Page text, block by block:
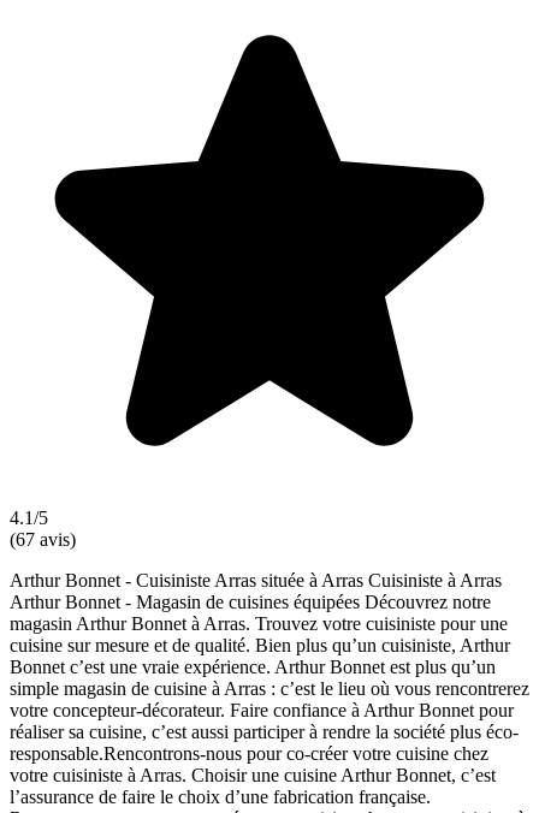
4.1/5
(67 avis)
Arthur Bonnet - Cuisiniste Arras située à Arras Cuisiniste à Arras
Arthur Bonnet - Magasin de cuisines équipées Découvrez notre
magasin Arthur Bonnet à Arras. Trouvez votre cuisiniste pour une
cuisine sur mesure et de qualité. Bien plus qu’un cuisiniste, Arthur
Bonnet c’est une vraie expérience. Arthur Bonnet est plus qu’un
simple magasin de cuisine à Arras : c’est le lieu où vous rencontrerez
votre concepteur-décorateur. Faire confiance à Arthur Bonnet pour
réaliser sa cuisine, c’est aussi participer à rendre la société plus éco-
responsable.Rencontrons-nous pour co-créer votre cuisine chez
votre cuisiniste à Arras. Choisir une cuisine Arthur Bonnet, c’est
l’assurance de faire le choix d’une fabrication française.